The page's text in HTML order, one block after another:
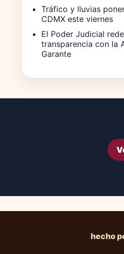
Tráfico y lluvias
CDMX este viernes
El Poder Judicial
transparencia con la
Garante
hecho